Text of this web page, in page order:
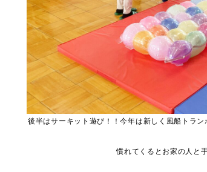
後半はサーキット遊び！！今年は新しく風船トラ
慣れてくるとお家の人と